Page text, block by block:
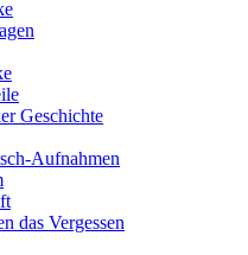
Geschichte
Aufnahmen
das Vergessen